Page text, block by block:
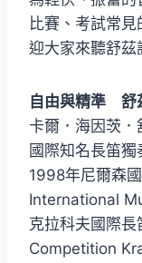
比賽、考試常
迎大家來聽舒茲
自由與精準 舒
卡爾．海因茨．
國際知名長笛
1998年尼爾森
International
克拉科夫國際
Competition